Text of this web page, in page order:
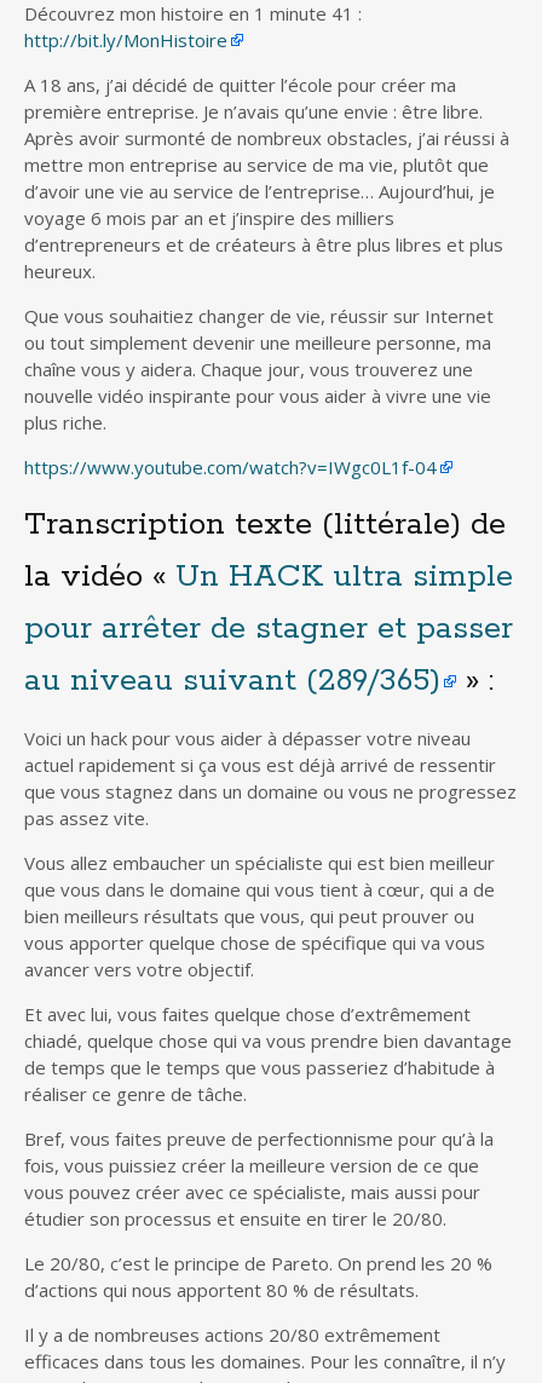
Découvrez mon histoire en 1 minute 41 :
http://bit.ly/MonHistoire
A 18 ans, j’ai décidé de quitter l’école pour créer ma
première entreprise. Je n’avais qu’une envie : être libre.
Après avoir surmonté de nombreux obstacles, j’ai réussi à
mettre mon entreprise au service de ma vie, plutôt que
d’avoir une vie au service de l’entreprise… Aujourd’hui, je
voyage 6 mois par an et j’inspire des milliers
d’entrepreneurs et de créateurs à être plus libres et plus
heureux.
Que vous souhaitiez changer de vie, réussir sur Internet
ou tout simplement devenir une meilleure personne, ma
chaîne vous y aidera. Chaque jour, vous trouverez une
nouvelle vidéo inspirante pour vous aider à vivre une vie
plus riche.
https://www.youtube.com/watch?v=IWgc0L1f-04
Transcription texte (littérale) de
la vidéo « Un HACK ultra simple
pour arrêter de stagner et passer
au niveau suivant (289/365)
» :
Voici un hack pour vous aider à dépasser votre niveau
actuel rapidement si ça vous est déjà arrivé de ressentir
que vous stagnez dans un domaine ou vous ne progressez
pas assez vite.
Vous allez embaucher un spécialiste qui est bien meilleur
que vous dans le domaine qui vous tient à cœur, qui a de
bien meilleurs résultats que vous, qui peut prouver ou
vous apporter quelque chose de spécifique qui va vous
avancer vers votre objectif.
Et avec lui, vous faites quelque chose d’extrêmement
chiadé, quelque chose qui va vous prendre bien davantage
de temps que le temps que vous passeriez d’habitude à
réaliser ce genre de tâche.
Bref, vous faites preuve de perfectionnisme pour qu’à la
fois, vous puissiez créer la meilleure version de ce que
vous pouvez créer avec ce spécialiste, mais aussi pour
étudier son processus et ensuite en tirer le 20/80.
Le 20/80, c’est le principe de Pareto. On prend les 20 %
d’actions qui nous apportent 80 % de résultats.
Il y a de nombreuses actions 20/80 extrêmement
efficaces dans tous les domaines. Pour les connaître, il n’y